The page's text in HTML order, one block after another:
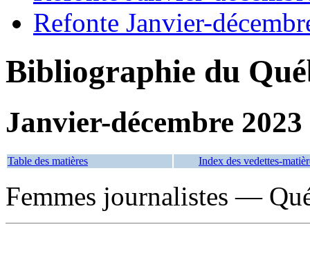
Refonte Janvier-
Bibliographie du
Janvier-décembre 2023
Table des matières Index des vedettes-
Femmes journalistes —